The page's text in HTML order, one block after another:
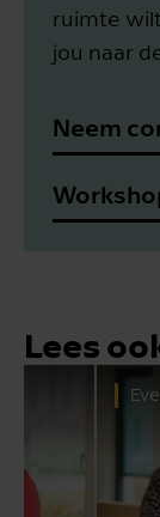
ruimte
jou naar
Neem
Lees
Evenement